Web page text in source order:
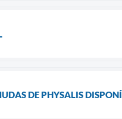
DE PHYSALIS